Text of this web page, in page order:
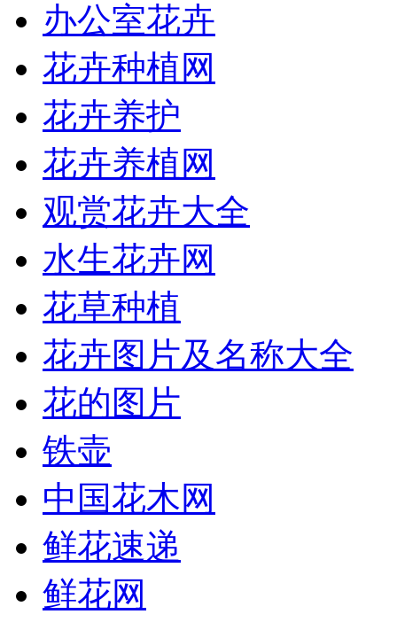
办公室花卉
花卉种植网
花卉养护
花卉养植网
观赏花卉大全
水生花卉网
花草种植
花卉图片及名称大全
花的图片
铁壶
中国花木网
鲜花速递
鲜花网